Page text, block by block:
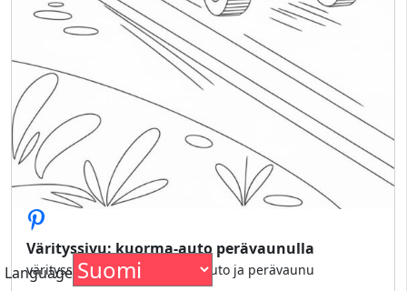
Värityssivu: kuorma-auto perävaunulla
värityssivu, jossa on kuorma-auto ja perävaunu
Language